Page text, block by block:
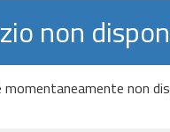
non
momentaneamente non